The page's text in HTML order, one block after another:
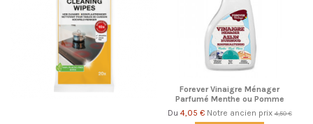
Forever Vinaigre Ménager
Parfumé Menthe ou Pomme
Du 4,05 € Notre ancien prix4,50 €